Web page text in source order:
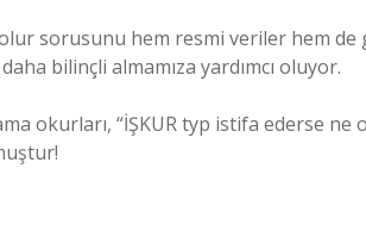
sorusunu hem resmi veriler hem
bilinçli almamıza yardımcı oluyor.
okurları, “İŞKUR typ istifa ederse ne